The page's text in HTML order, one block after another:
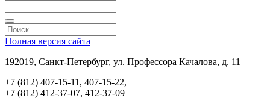
Полная версия сайта
192019, Санкт-Петербург, ул. Профессора Качалова, д. 11
+7 (812) 407-15-11, 407-15-22,
+7 (812) 412-37-07, 412-37-09